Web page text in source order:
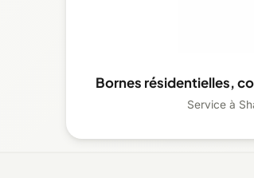
Bornes résidentielles,
Service à